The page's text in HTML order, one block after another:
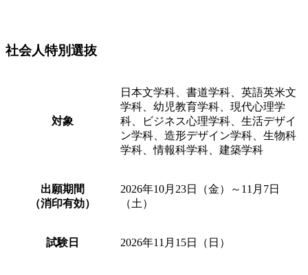
社会人特別選抜
対象
日本文学科、書道学科、英語英米文
学科、幼児教育学科、現代心理学
科、ビジネス心理学科、生活デザイ
ン学科、造形デザイン学科、生物科
学科、情報科学科、建築学科
出願期間
（消印有効）
2026年10月23日（金）～11月7日
（土）
試験日 2026年11月15日（日）